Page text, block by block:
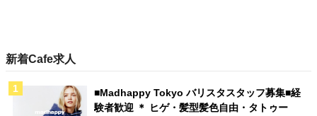
新着Cafe求人
■Madhappy Tokyo バリスタスタッフ募集■経
験者歓迎 ＊ ヒゲ・髪型髪色自由・タトゥー